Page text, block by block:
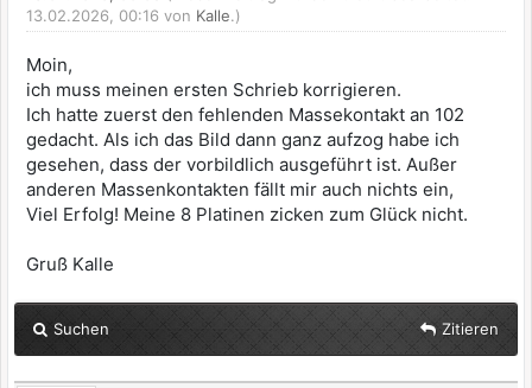
13.02.2026, 00:16 von Kalle.)
Moin,
ich muss meinen ersten Schrieb korrigieren.
Ich hatte zuerst den fehlenden Massekontakt an 102
gedacht. Als ich das Bild dann ganz aufzog habe ich
gesehen, dass der vorbildlich ausgeführt ist. Außer
anderen Massenkontakten fällt mir auch nichts ein,
Viel Erfolg! Meine 8 Platinen zicken zum Glück nicht.
Gruß Kalle
Suchen Zitieren